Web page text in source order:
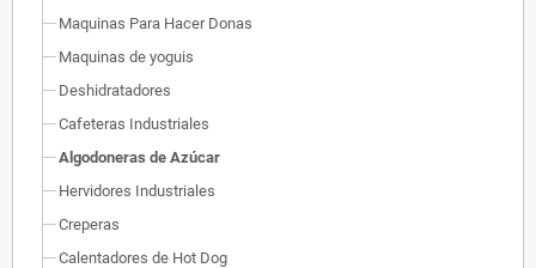
Maquinas Para Hacer Donas
Maquinas de yoguis
Deshidratadores
Cafeteras Industriales
Algodoneras de Azúcar
Hervidores Industriales
Creperas
Calentadores de Hot Dog